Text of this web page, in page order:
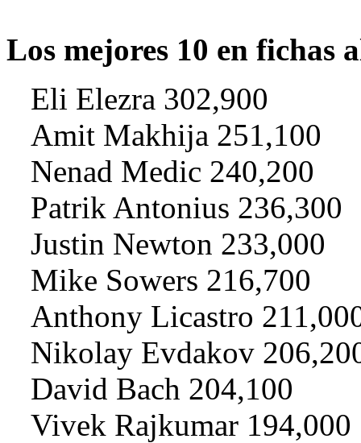
Los mejores 10 en fichas
Eli Elezra 302,900
Amit Makhija 251,100
Nenad Medic 240,200
Patrik Antonius 236,300
Justin Newton 233,000
Mike Sowers 216,700
Anthony Licastro
Nikolay Evdakov
David Bach 204,100
Vivek Rajkumar 194,000